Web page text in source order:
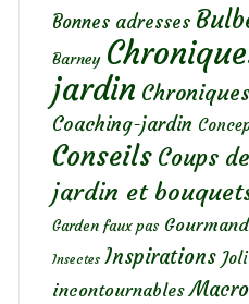
Bonnes adresses
Barney
jardin
Coaching-jardin
Conseils Coups
jardin et
Garden faux pas
Insectes Inspirations
incontournables Macro